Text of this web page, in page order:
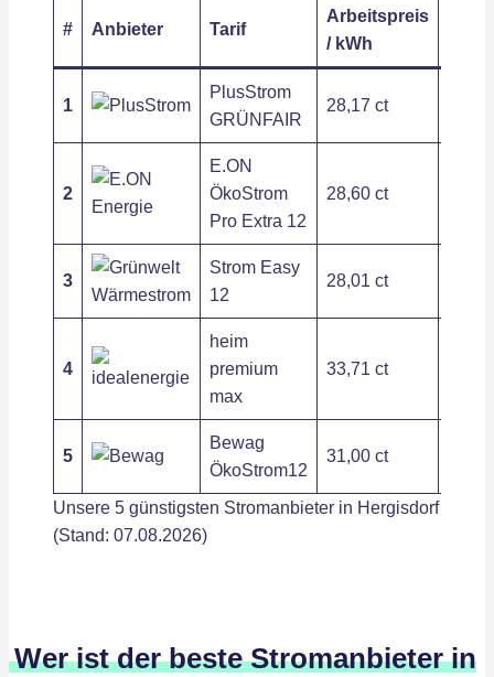
# Anbieter Tarif
Arbeitspreis
/ kWh
1
PlusStrom
GRÜNFAIR
28,17 ct
2
E.ON
ÖkoStrom
Pro Extra 12
28,60 ct
3
Strom Easy
12
28,01 ct
4
heim
premium
max
33,71 ct
5
Bewag
ÖkoStrom12
31,00 ct
Unsere 5 günstigsten Stromanbieter in Hergisdorf
(Stand: 07.08.2026)
Wer ist der beste Stromanbieter in